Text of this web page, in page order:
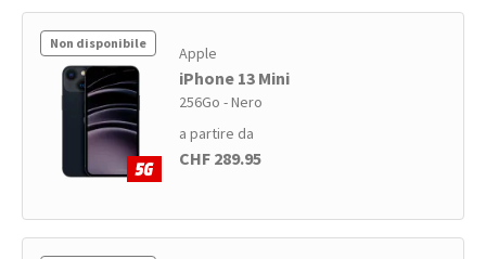
Non disponibile Apple
iPhone 13 Mini
256Go - Nero
a partire da
CHF 289.95